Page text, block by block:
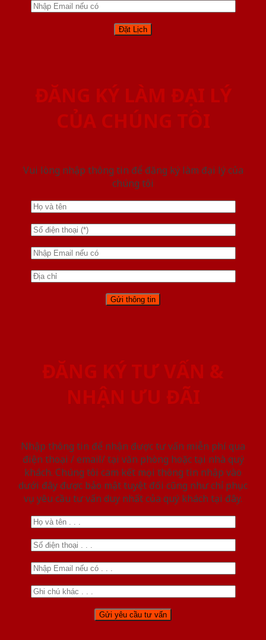
ĐĂNG KÝ LÀM ĐẠI LÝ
CỦA CHÚNG TÔI
Vui lòng nhập thông tin để đăng ký làm đại lý của
chúng tôi
ĐĂNG KÝ TƯ VẤN &
NHẬN ƯU ĐÃI
Nhập thông tin để nhận được tư vấn miễn phí qua
điện thoại / email/ tại văn phòng hoặc tại nhà quý
khách. Chúng tôi cam kết mọi thông tin nhập vào
dưới đây được bảo mật tuyệt đối cũng như chỉ phục
vụ yêu cầu tư vấn duy nhất của quý khách tại đây.